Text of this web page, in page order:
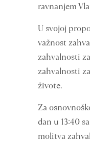
ravnanjem
U svojoj
važnost
zahvalnosti
zahvalnosti
živote.
Za
dan u 13:40
molitva